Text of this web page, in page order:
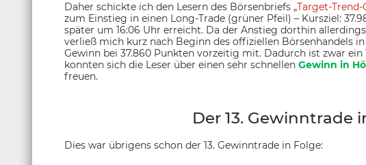
Daher schickte ich den Lesern des Börsenbriefs „Target-Trend-
zum Einstieg in einen Long-Trade (grüner Pfeil) – Kursziel:
später um 16:06 Uhr erreicht. Da der Anstieg dorthin
verließ mich kurz nach Beginn des offiziellen Börsenhandels
Gewinn bei 37.860 Punkten vorzeitig mit. Dadurch ist zwar
konnten sich die Leser über einen sehr schnellen Gewinn in
freuen.
Der 13. Gewinntrade
Dies war übrigens schon der 13. Gewinntrade in Folge: